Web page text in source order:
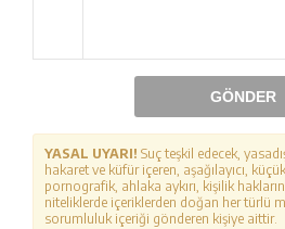
GÖNDER
YASAL UYARI! Suç teşkil edecek,
hakaret ve küfür içeren, aşağılayıcı,
pornografik, ahlaka aykırı, kişilik
niteliklerde içeriklerden doğan her türlü
sorumluluk içeriği gönderen kişiye aittir.